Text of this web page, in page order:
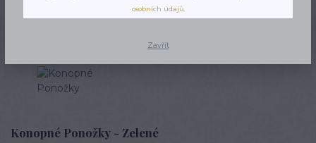
Konopné Ponožky - Zelené
osobních údajů.
Zavřít